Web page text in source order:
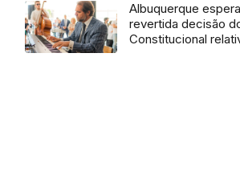
Albuquerque
revertida decisão
Constitucional